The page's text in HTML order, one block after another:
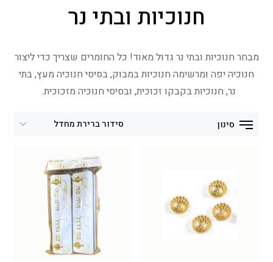
חנוכיות ובתי נר
מבחר חנוכיות ובתי נר גדול מאוד! כל החומרים שצריך כדי ליצור
חנוכיה יפה ומרשימה חנוכיות במבוק, בסיסי חנוכיה מעץ, בתי
נר, חנוכיות בקבקו זכוכית, ובסיסי חנוכיה מזכוכית.
סינון